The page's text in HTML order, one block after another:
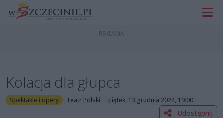
Kolacja dla głupca
Spektakle i opery Teatr Polski piątek, 13 grudnia 2024, 19:00
Udostępnij